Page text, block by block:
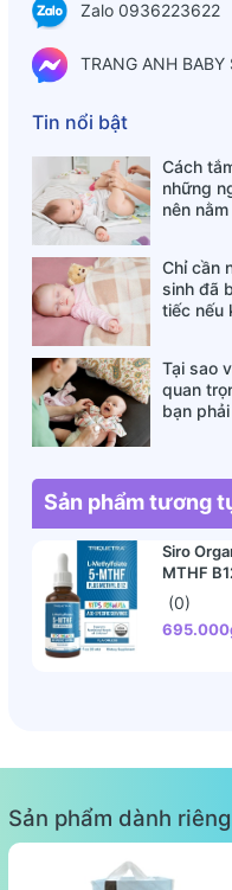
Zalo 0936223622
TRANG ANH BABY
Tin nổi bật
Cách
những
nên
Chỉ cần
sinh đã
tiếc nếu
Tại sao
quan
bạn
Sản phẩm tương
Siro
MTHF
(0)
Sản phẩm dành